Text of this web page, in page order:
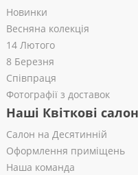
Новинки
Весняна колекція
14 Лютого
8 Березня
Співпраця
Фотографії з доставок
Наші Квіткові
Салон на Десятинній
Оформлення приміщень
Наша команда